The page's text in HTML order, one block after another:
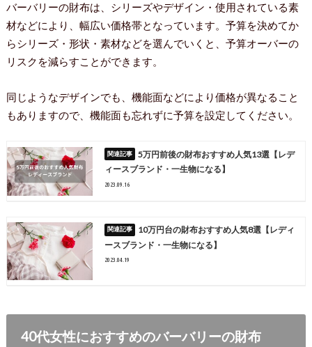
バーバリーの財布は、シリーズやデザイン・使用されている素
材などにより、幅広い価格帯となっています。予算を決めてか
らシリーズ・形状・素材などを選んでいくと、予算オーバーの
リスクを減らすことができます。
同じようなデザインでも、機能面などにより価格が異なること
もありますので、機能面も忘れずに予算を設定してください。
5万円前後の財布おすすめ人気13選【レデ
ィースブランド・一生物になる】
2023.09.16
10万円台の財布おすすめ人気8選【レディ
ースブランド・一生物になる】
2023.04.19
40代女性におすすめのバーバリーの財布